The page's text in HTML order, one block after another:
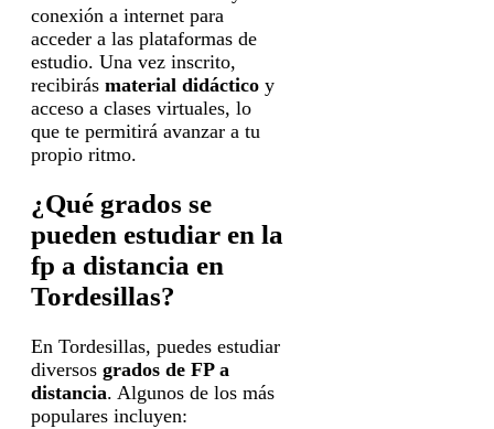
conexión a internet para
acceder a las plataformas de
estudio. Una vez inscrito,
recibirás material didáctico y
acceso a clases virtuales, lo
que te permitirá avanzar a tu
propio ritmo.
¿Qué grados se
pueden estudiar en la
fp a distancia en
Tordesillas?
En Tordesillas, puedes estudiar
diversos grados de FP a
distancia. Algunos de los más
populares incluyen: